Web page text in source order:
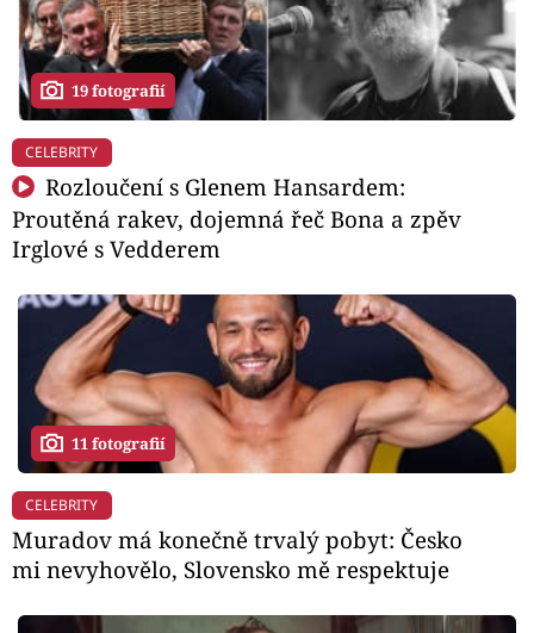
19 fotografií
CELEBRITY
Rozloučení s Glenem Hansardem:
Proutěná rakev, dojemná řeč Bona a zpěv
Irglové s Vedderem
11 fotografií
CELEBRITY
Muradov má konečně trvalý pobyt: Česko
mi nevyhovělo, Slovensko mě respektuje